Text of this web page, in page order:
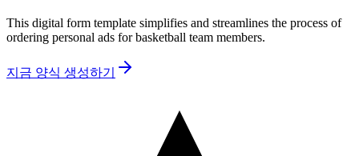
This digital form template simplifies and streamlines the process of
ordering personal ads for basketball team members.
지금 양식 생성하기